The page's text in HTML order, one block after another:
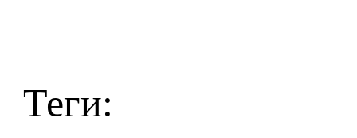
Теги: